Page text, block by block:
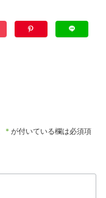
* が付いている欄は必須項